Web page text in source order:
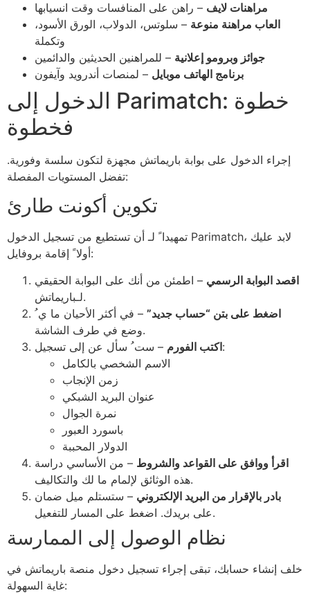
مراهنات لايف – راهن على المنافسات وقت انسيابها
العاب مراهنة منوعة – سلوتس، الدولاب، الورق الأسود،
وتكملة
جوائز وبرومو إعلانية – للمراهنين الحديثين والدائمين
برنامج الهاتف موبايل – لمنصات أندرويد وآيفون
الدخول إلى Parimatch: خطوة
فخطوة
إجراء الدخول على بوابة باريماتش مجهزة لتكون سلسة وفورية.
تفضل المستويات المفصلة:
تكوين أكونت طارئ
تمهيدا ً لـ أن تستطيع من تسجيل الدخول Parimatch، لابد عليك
أولا ً إقامة بروفايل:
اقصد البوابة الرسمي – اطمئن من أنك على البوابة الحقيقي
لـباريماتش.
اضغط على بتن “حساب جديد” – في أكثر الأحيان ما ي ُ
وضع في طرف الشاشة.
اكتب الفورم– ست ُ سأل عن إلى تسجيل:
الاسم الشخصي بالكامل
زمن الإنجاب
عنوان البريد الشبكي
نمرة الجوال
باسورد العبور
الدولار المحببة
اقرأ ووافق على القواعد والشروط – من الأساسي دراسة
هذه الوثائق لإلمام ما لك والتكاليف.
بادر بالإقرار من البريد الإلكتروني – ستستلم ميل ضمان
على بريدك. اضغط على المسار للتفعيل.
نظام الوصول إلى الممارسة
خلف إنشاء حسابك، تبقى إجراء تسجيل دخول منصة باريماتش في
غاية السهولة: